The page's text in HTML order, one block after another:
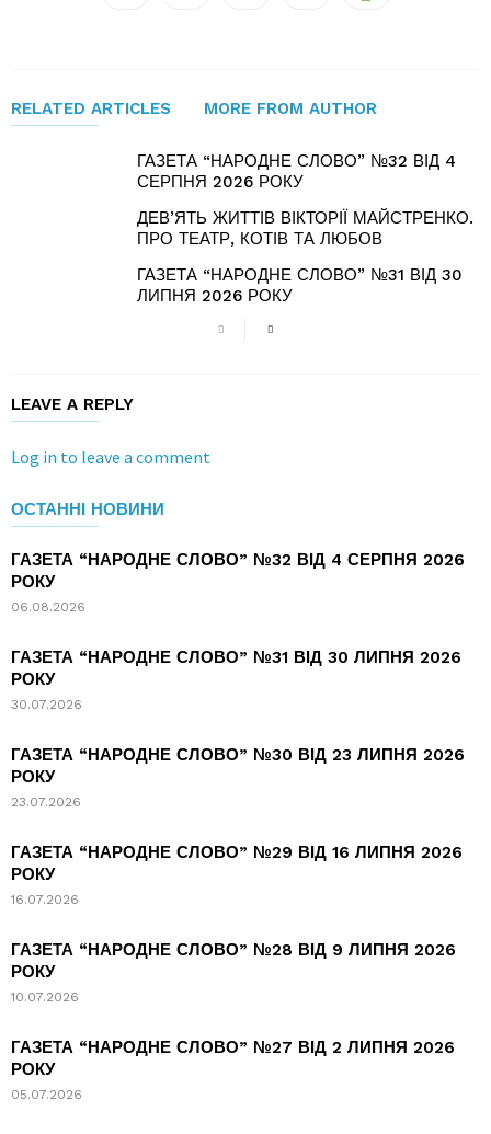
RELATED ARTICLES MORE FROM AUTHOR
ГАЗЕТА “НАРОДНЕ СЛОВО” №32 ВІД 4
СЕРПНЯ 2026 РОКУ
ДЕВ’ЯТЬ ЖИТТІВ ВІКТОРІЇ МАЙСТРЕНКО.
ПРО ТЕАТР, КОТІВ ТА ЛЮБОВ
ГАЗЕТА “НАРОДНЕ СЛОВО” №31 ВІД 30
ЛИПНЯ 2026 РОКУ
LEAVE A REPLY
Log in to leave a comment
ОСТАННІ НОВИНИ
ГАЗЕТА “НАРОДНЕ СЛОВО” №32 ВІД 4 СЕРПНЯ 2026
РОКУ
06.08.2026
ГАЗЕТА “НАРОДНЕ СЛОВО” №31 ВІД 30 ЛИПНЯ 2026
РОКУ
30.07.2026
ГАЗЕТА “НАРОДНЕ СЛОВО” №30 ВІД 23 ЛИПНЯ 2026
РОКУ
23.07.2026
ГАЗЕТА “НАРОДНЕ СЛОВО” №29 ВІД 16 ЛИПНЯ 2026
РОКУ
16.07.2026
ГАЗЕТА “НАРОДНЕ СЛОВО” №28 ВІД 9 ЛИПНЯ 2026
РОКУ
10.07.2026
ГАЗЕТА “НАРОДНЕ СЛОВО” №27 ВІД 2 ЛИПНЯ 2026
РОКУ
05.07.2026